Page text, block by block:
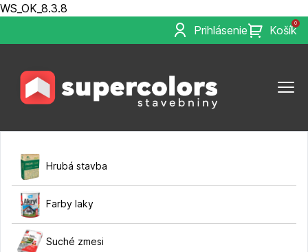
WS_OK_8.3.8
Prihlásenie
0
Košík
Hrubá stavba
Farby laky
Suché zmesi